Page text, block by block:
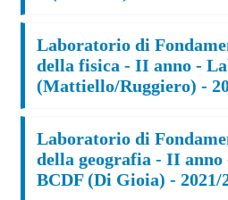
Laboratorio di
della fisica - II anno -
(Mattiello/Ruggiero) -
Laboratorio di
della geografia - II
BCDF (Di Gioia) - 2021/